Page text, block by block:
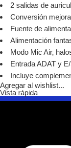
2 salidas de
Conversión
Fuente de
Alimentación
Modo Mic Air,
Entrada ADAT y
Incluye
Agregar al wishlist...
Vista rápida